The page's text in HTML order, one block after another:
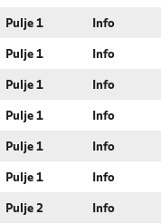
Pulje 1 Info
Pulje 1 Info
Pulje 1 Info
Pulje 1 Info
Pulje 1 Info
Pulje 1 Info
Pulje 2 Info